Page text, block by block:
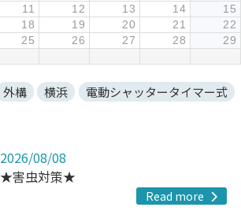
11 12 13 14
15
18 19 20 21
22
25 26 27 28
29
外構 横浜 電動シャッタータイマー式
2026/08/08
★害虫対策★
Read more